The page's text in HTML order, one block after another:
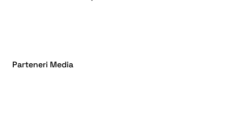
Parteneri Media